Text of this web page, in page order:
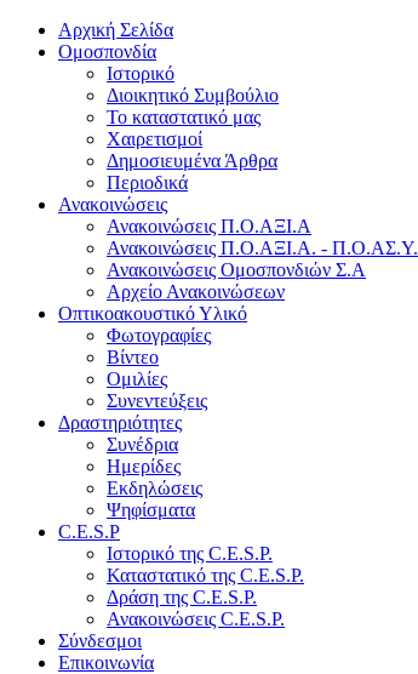
Αρχική Σελίδα
Ομοσπονδία
Ιστορικό
Διοικητικό Συμβούλιο
Το καταστατικό μας
Χαιρετισμοί
Δημοσιευμένα Άρθρα
Περιοδικά
Ανακοινώσεις
Ανακοινώσεις Π.Ο.ΑΞΙ.Α
Ανακοινώσεις Π.Ο.ΑΞΙ.Α. - Π.Ο.ΑΣ.Υ.
Ανακοινώσεις Ομοσπονδιών Σ.Α
Αρχείο Ανακοινώσεων
Οπτικοακουστικό Υλικό
Φωτογραφίες
Βίντεο
Ομιλίες
Συνεντεύξεις
Δραστηριότητες
Συνέδρια
Ημερίδες
Εκδηλώσεις
Ψηφίσματα
C.E.S.P
Ιστορικό της C.E.S.P.
Καταστατικό της C.E.S.P.
Δράση της C.E.S.P.
Ανακοινώσεις C.E.S.P.
Σύνδεσμοι
Επικοινωνία